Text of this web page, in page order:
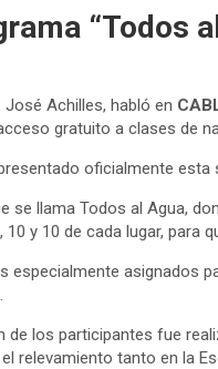
“Todos
José Achilles, habló en
gratuito a clases de
oficialmente
se llama Todos al Agua,
y 10 de cada lugar, para
especialmente asignados
de los participantes fue
relevamiento tanto en la